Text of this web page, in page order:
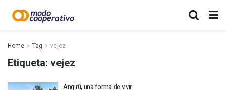
Home Tag vejez
Etiqueta: vejez
Angirũ, una forma de vivir